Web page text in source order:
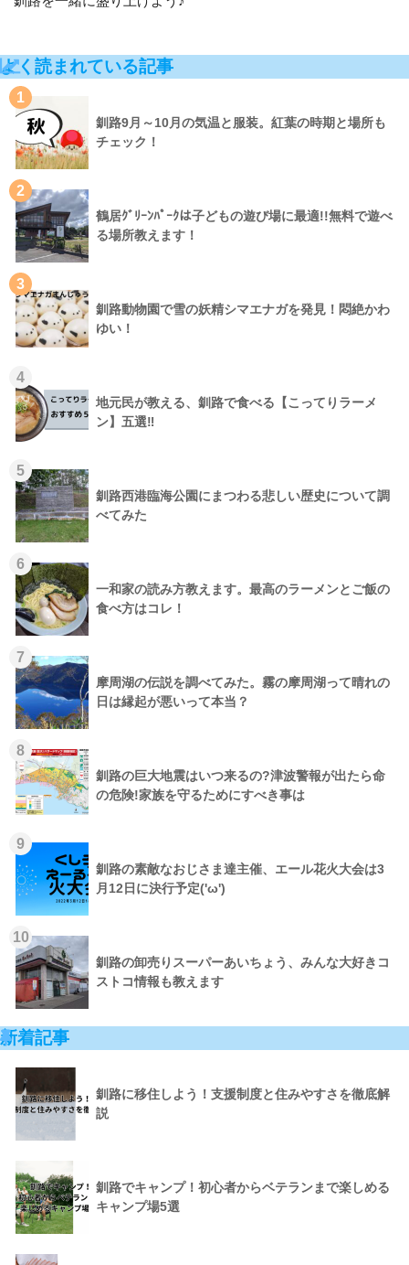
よく読まれている記事
1
釧路9月～10月の気温と服装。紅葉の時期と場所も
チェック！
2
鶴居ｸﾞﾘｰﾝﾊﾟｰｸは子どもの遊び場に最適!!無料で遊べ
る場所教えます！
3
釧路動物園で雪の妖精シマエナガを発見！悶絶かわ
ゆい！
4
地元民が教える、釧路で食べる【こってりラーメ
ン】五選‼
5
釧路西港臨海公園にまつわる悲しい歴史について調
べてみた
6
一和家の読み方教えます。最高のラーメンとご飯の
食べ方はコレ！
7
摩周湖の伝説を調べてみた。霧の摩周湖って晴れの
日は縁起が悪いって本当？
8
釧路の巨大地震はいつ来るの?津波警報が出たら命
の危険!家族を守るためにすべき事は
9
釧路の素敵なおじさま達主催、エール花火大会は3
月12日に決行予定('ω')
10
釧路の卸売りスーパーあいちょう、みんな大好きコ
ストコ情報も教えます
新着記事
釧路に移住しよう！支援制度と住みやすさを徹底解
説
釧路でキャンプ！初心者からベテランまで楽しめる
キャンプ場5選